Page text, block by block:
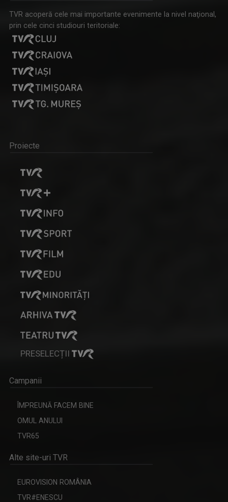
TVR acoperă cele mai importante evenimente la nivel naţional,
prin cele cinci studiouri teritoriale:
Proiecte
PRESELECȚII
Campanii
ÎMPREUNĂ FACEM BINE
OMUL ANULUI
TVR65
Alte site-uri TVR
EUROVISION ROMÂNIA
TVR#ENESCU